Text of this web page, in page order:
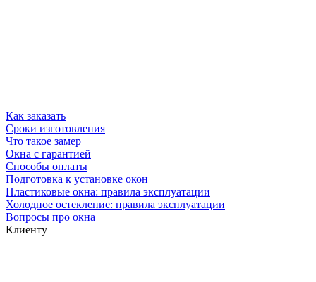
Как заказать
Сроки изготовления
Что такое замер
Окна с гарантией
Способы оплаты
Подготовка к установке окон
Пластиковые окна: правила эксплуатации
Холодное остекление: правила эксплуатации
Вопросы про окна
Клиенту